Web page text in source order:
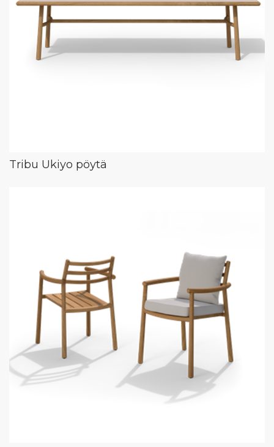
Tribu Ukiyo pöytä